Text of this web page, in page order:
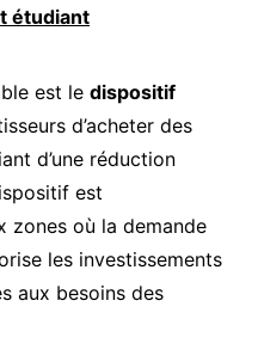
étudiant
est le dispositif
d’acheter des
d’une réduction
est
zones où la demande
les investissements
aux besoins des